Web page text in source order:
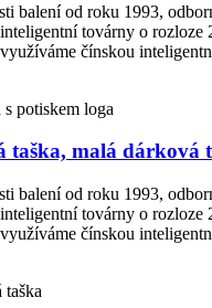
od roku 1993,
továrny o rozloze
čínskou
malá dárková
od roku 1993,
továrny o rozloze
čínskou